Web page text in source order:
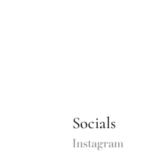
Socials
Instagram